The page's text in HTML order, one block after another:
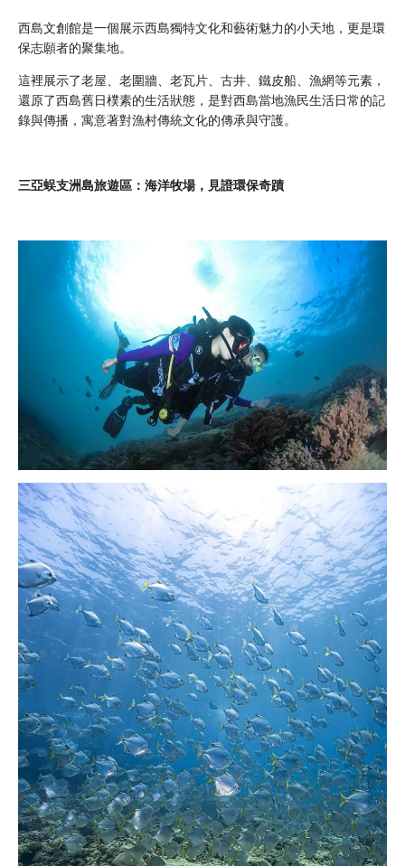
西島文創館是一個展示西島獨特文化和藝術魅力的小天地，更是環
保志願者的聚集地。
這裡展示了老屋、老圍牆、老瓦片、古井、鐵皮船、漁網等元素，
還原了西島舊日樸素的生活狀態，是對西島當地漁民生活日常的記
錄與傳播，寓意著對漁村傳統文化的傳承與守護。
三亞蜈支洲島旅遊區：海洋牧場，見證環保奇蹟